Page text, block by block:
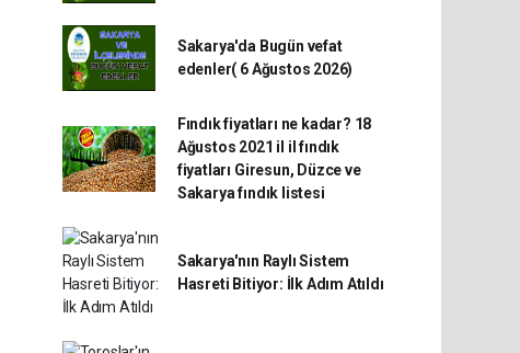
Sakarya'da Bugün vefat
edenler( 6 Ağustos 2026)
Fındık fiyatları ne kadar? 18
Ağustos 2021 il il fındık
fiyatları Giresun, Düzce ve
Sakarya fındık listesi
Sakarya'nın Raylı Sistem
Hasreti Bitiyor: İlk Adım Atıldı